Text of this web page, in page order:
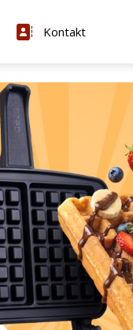
Kontakt